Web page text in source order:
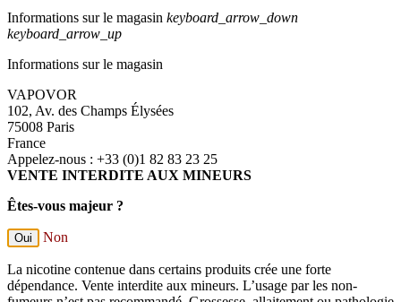
Informations sur le magasin keyboard_arrow_down
keyboard_arrow_up
Informations sur le magasin
VAPOVOR
102, Av. des Champs Élysées
75008 Paris
France
Appelez-nous : +33 (0)1 82 83 23 25
VENTE INTERDITE AUX MINEURS
Êtes-vous majeur ?
Oui Non
La nicotine contenue dans certains produits crée une forte
dépendance. Vente interdite aux mineurs. L’usage par les non-